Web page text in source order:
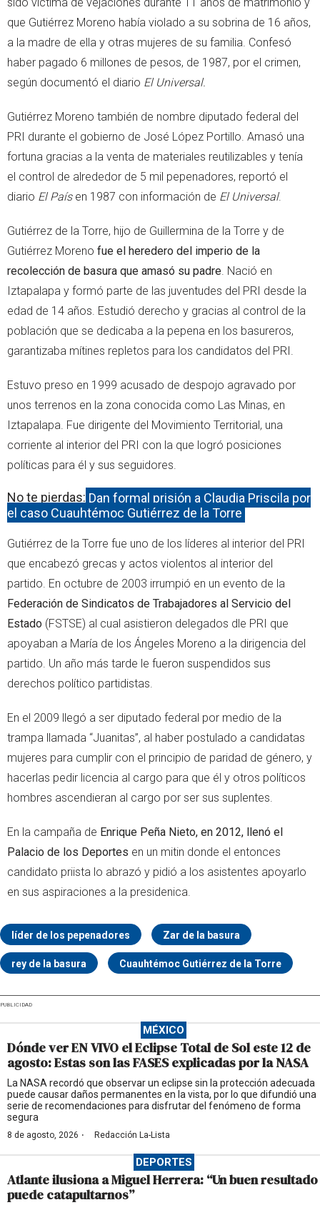
sido víctima de vejaciones durante 11 años de matrimonio y
que Gutiérrez Moreno había violado a su sobrina de 16 años,
a la madre de ella y otras mujeres de su familia. Confesó
haber pagado 6 millones de pesos, de 1987, por el crimen,
según documentó el diario El Universal.
Gutiérrez Moreno también de nombre diputado federal del
PRI durante el gobierno de José López Portillo. Amasó una
fortuna gracias a la venta de materiales reutilizables y tenía
el control de alrededor de 5 mil pepenadores, reportó el
diario El Paísen 1987 con información de El Universal.
Gutiérrez de la Torre, hijo de Guillermina de la Torre y de
Gutiérrez Moreno fue el heredero del imperio de la
recolección de basura que amasó su padre. Nació en
Iztapalapa y formó parte de las juventudes del PRI desde la
edad de 14 años. Estudió derecho y gracias al control de la
población que se dedicaba a la pepena en los basureros,
garantizaba mítines repletos para los candidatos del PRI.
Estuvo preso en 1999 acusado de despojo agravado por
unos terrenos en la zona conocida como Las Minas, en
Iztapalapa. Fue dirigente del Movimiento Territorial, una
corriente al interior del PRI con la que logró posiciones
políticas para él y sus seguidores.
No te pierdas: Dan formal prisión a Claudia Priscila por
el caso Cuauhtémoc Gutiérrez de la Torre
Gutiérrez de la Torre fue uno de los líderes al interior del PRI
que encabezó grecas y actos violentos al interior del
partido. En octubre de 2003 irrumpió en un evento de la
Federación de Sindicatos de Trabajadores al Servicio del
Estado (FSTSE) al cual asistieron delegados dle PRI que
apoyaban a María de los Ángeles Moreno a la dirigencia del
partido. Un año más tarde le fueron suspendidos sus
derechos político partidistas.
En el 2009 llegó a ser diputado federal por medio de la
trampa llamada “Juanitas”, al haber postulado a candidatas
mujeres para cumplir con el principio de paridad de género, y
hacerlas pedir licencia al cargo para que él y otros políticos
hombres ascendieran al cargo por ser sus suplentes.
En la campaña de Enrique Peña Nieto, en 2012, llenó el
Palacio de los Deportes en un mitin donde el entonces
candidato priista lo abrazó y pidió a los asistentes apoyarlo
en sus aspiraciones a la presidenica.
líder de los pepenadores Zar de la basura
rey de la basura Cuauhtémoc Gutiérrez de la Torre
PUBLICIDAD
MÉXICO
Dónde ver EN VIVO el Eclipse Total de Sol este 12 de
agosto: Estas son las FASES explicadas por la NASA
La NASA recordó que observar un eclipse sin la protección adecuada
puede causar daños permanentes en la vista, por lo que difundió una
serie de recomendaciones para disfrutar del fenómeno de forma
segura
8 de agosto, 2026 · Redacción La-Lista
DEPORTES
Atlante ilusiona a Miguel Herrera: “Un buen resultado
puede catapultarnos”